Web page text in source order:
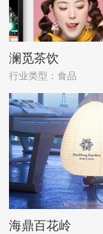
澜觅茶饮
行业类型：食品
海鼎百花岭